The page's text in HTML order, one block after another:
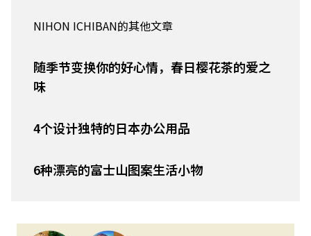
NIHON ICHIBAN的其他文章
随季节变换你的好心情，春日樱花茶的爱之
味
4个设计独特的日本办公用品
6种漂亮的富士山图案生活小物